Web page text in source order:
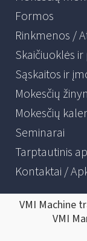
Formos
Rinkmenos /
Skaičiuoklės
Sąskaitos ir
Mokesčių
Mokesčių
Seminarai
Tarptautinis
Kontaktai /
VMI Machine
VMI